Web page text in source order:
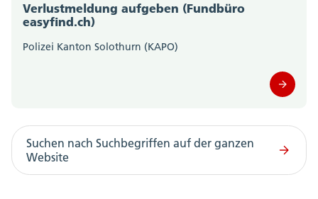
Amt für Berufsbildung, Mittel- und Hochschulen
Amt für Gesellschaft und Soziales (0)
Amt für Justizvollzug (0)
Verlustmeldung aufgeben (Fundbüro
easyfind.ch)
Polizei Kanton Solothurn (KAPO)
Suchen nach Suchbegriffen auf der ganzen
Website